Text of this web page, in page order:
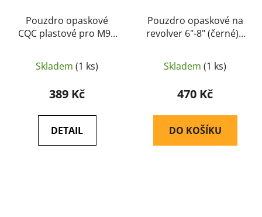
Pouzdro opaskové
CQC plastové pro M92
Skladem (1 ks)
389 Kč
DETAIL
Pouzdro opaskové na
revolver 6"-8" (černé) -
Skladem (1 ks)
470 Kč
DO KOŠÍKU